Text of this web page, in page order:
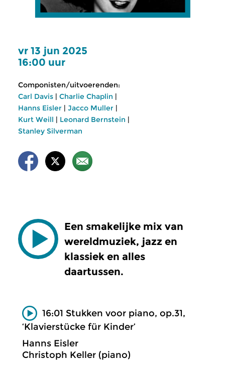
vr 13 jun 2025
16:00 uur
Componisten/uitvoerenden:
Carl Davis | Charlie Chaplin |
Hanns Eisler | Jacco Muller |
Kurt Weill | Leonard Bernstein |
Stanley Silverman
Een smakelijke mix van
wereldmuziek, jazz en
klassiek en alles
daartussen.
16:01 Stukken voor piano, op.31,
‘Klavierstücke für Kinder’
Hanns Eisler
Christoph Keller (piano)